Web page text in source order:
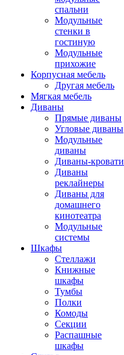
спальни
Модульные
стенки в
гостиную
Модульные
прихожие
Корпусная мебель
Другая мебель
Мягкая мебель
Диваны
Прямые диваны
Угловые диваны
Модульные
диваны
Диваны-кровати
Диваны
реклайнеры
Диваны для
домашнего
кинотеатра
Модульные
системы
Шкафы
Стеллажи
Книжные
шкафы
Тумбы
Полки
Комоды
Секции
Распашные
шкафы